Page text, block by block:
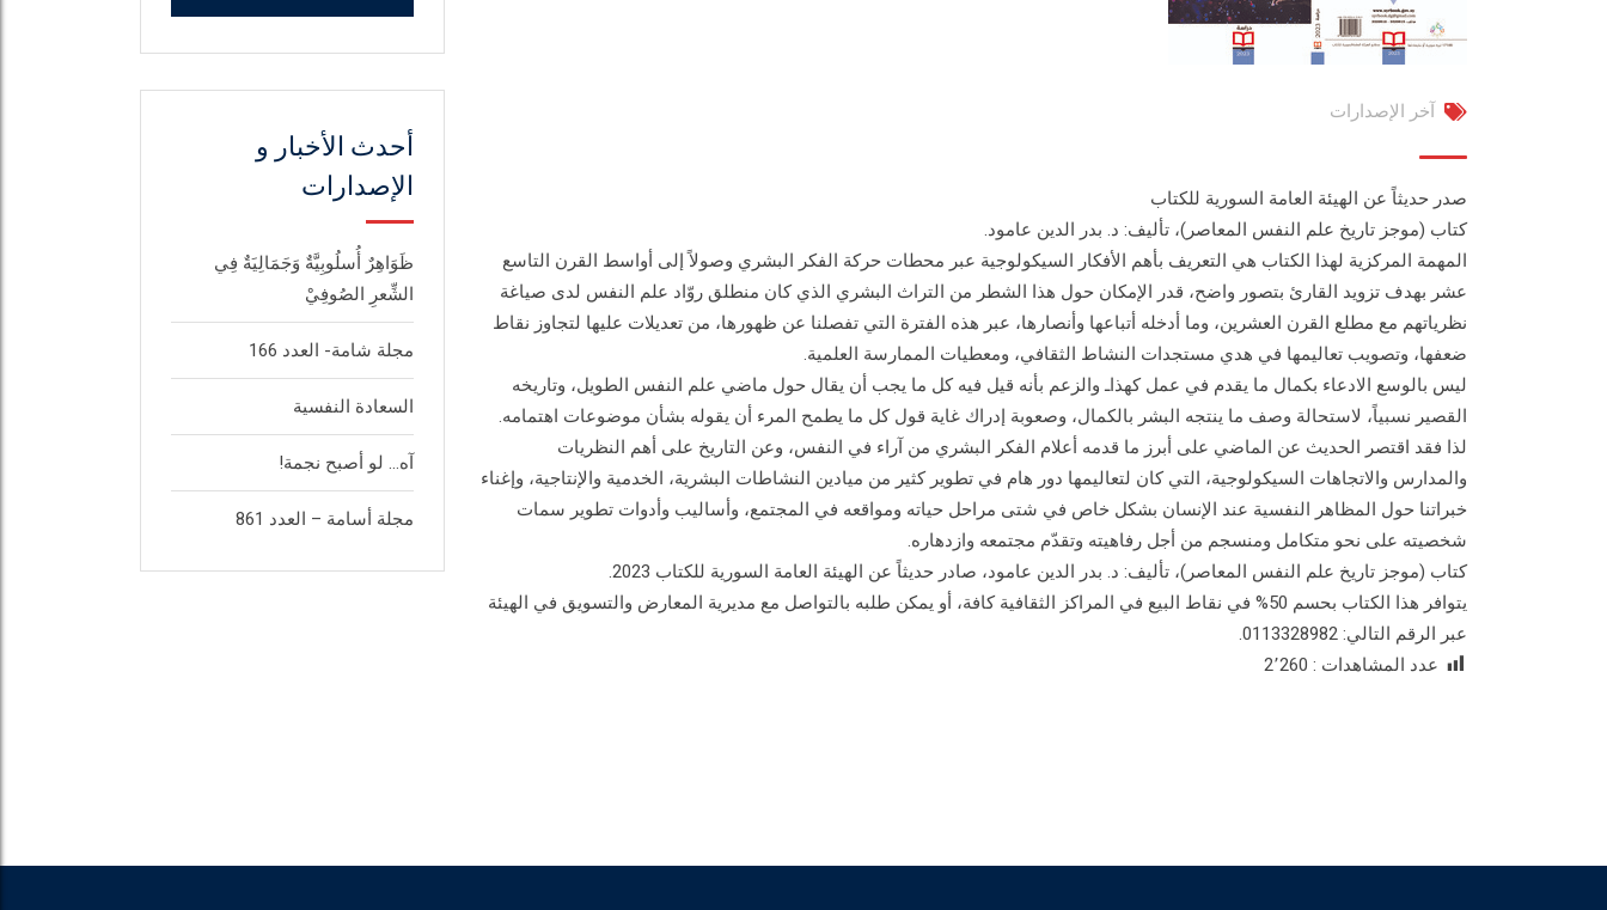
آخر الإصدارات
صدر حديثاً عن الهيئة العامة السورية للكتاب
كتاب (موجز تاريخ علم النفس المعاصر)، تأليف: د. بدر الدين عامود.
المهمة المركزية لهذا الكتاب هي التعريف بأهم الأفكار السيكولوجية عبر محطات حركة الفكر البشري وصولاً إلى أواسط القرن التاسع
عشر بهدف تزويد القارئ بتصور واضح، قدر الإمكان حول هذا الشطر من التراث البشري الذي كان منطلق روّاد علم النفس لدى صياغة
نظرياتهم مع مطلع القرن العشرين، وما أدخله أتباعها وأنصارها، عبر هذه الفترة التي تفصلنا عن ظهورها، من تعديلات عليها لتجاوز نقاط
ضعفها، وتصويب تعاليمها في هدي مستجدات النشاط الثقافي، ومعطيات الممارسة العلمية.
ليس بالوسع الادعاء بكمال ما يقدم في عمل كهذاـ والزعم بأنه قيل فيه كل ما يجب أن يقال حول ماضي علم النفس الطويل، وتاريخه
القصير نسبياً، لاستحالة وصف ما ينتجه البشر بالكمال، وصعوبة إدراك غاية قول كل ما يطمح المرء أن يقوله بشأن موضوعات اهتمامه.
لذا فقد اقتصر الحديث عن الماضي على أبرز ما قدمه أعلام الفكر البشري من آراء في النفس، وعن التاريخ على أهم النظريات
والمدارس والاتجاهات السيكولوجية، التي كان لتعاليمها دور هام في تطوير كثير من ميادين النشاطات البشرية، الخدمية والإنتاجية، وإغناء
خبراتنا حول المظاهر النفسية عند الإنسان بشكل خاص في شتى مراحل حياته ومواقعه في المجتمع، وأساليب وأدوات تطوير سمات
شخصيته على نحو متكامل ومنسجم من أجل رفاهيته وتقدّم مجتمعه وازدهاره.
كتاب (موجز تاريخ علم النفس المعاصر)، تأليف: د. بدر الدين عامود، صادر حديثاً عن الهيئة العامة السورية للكتاب 2023.
يتوافر هذا الكتاب بحسم 50% في نقاط البيع في المراكز الثقافية كافة، أو يمكن طلبه بالتواصل مع مديرية المعارض والتسويق في الهيئة
عبر الرقم التالي: 0113328982.
عدد المشاهدات : 2٬260
أحدث الأخبار و
الإصدارات
ظَوَاهِرٌ أُسلُوبِيَّةٌ وَجَمَالِيَةٌ فِي
الشِّعرِ الصُوفِيْ
مجلة شامة- العدد 166
السعادة النفسية
آه… لو أصبح نجمة!
مجلة أسامة – العدد 861